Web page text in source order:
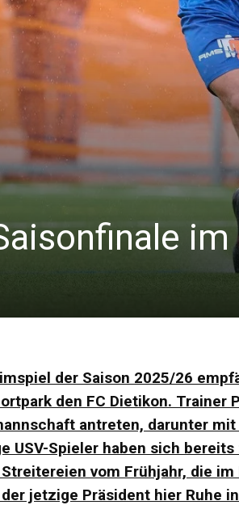
der Saison 2025/26
den FC Dietikon. Trainer
antreten, darunter
USV-Spieler haben sich
vom Frühjahr, die
jetzige Präsident hier Ruhe